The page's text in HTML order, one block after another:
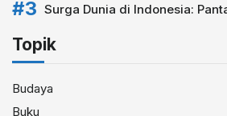
Surga Dunia di Indonesia:
Topik
Budaya
Buku